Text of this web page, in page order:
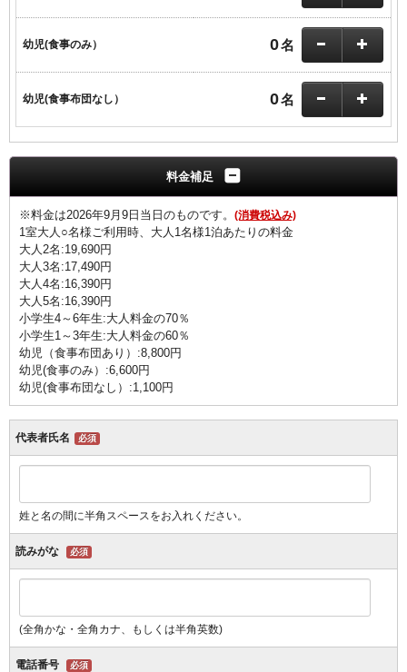
幼児(食事のみ） 0名
幼児(食事布団なし） 0名
料金補足
※料金は2026年9月9日当日のものです。 (消費税込み)
1室大人○名様ご利用時、大人1名様1泊あたりの料金
大人2名:19,690円
大人3名:17,490円
大人4名:16,390円
大人5名:16,390円
小学生4～6年生:大人料金の70％
小学生1～3年生:大人料金の60％
幼児（食事布団あり）:8,800円
幼児(食事のみ）:6,600円
幼児(食事布団なし）:1,100円
代表者氏名 必須
姓と名の間に半角スペースをお入れください。
読みがな 必須
(全角かな・全角カナ、もしくは半角英数)
電話番号 必須